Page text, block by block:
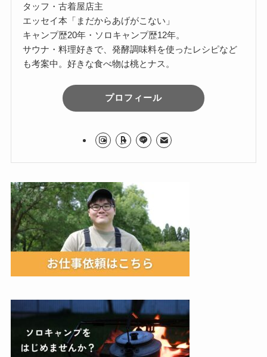
タッフ・古着屋店主
エッセイ本「まだからあげがこない」
キャンプ歴20年・ソロキャンプ歴12年。
サウナ・料理好きで、発酵調味料を使ったレシピなど
も考案中。好きな食べ物は桃とナス。
プロフィール